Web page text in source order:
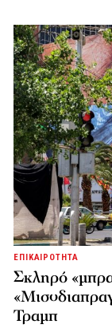
ΕΠΙΚΑΙΡΟΤΗΤΑ
Σκληρό
Τραμπ